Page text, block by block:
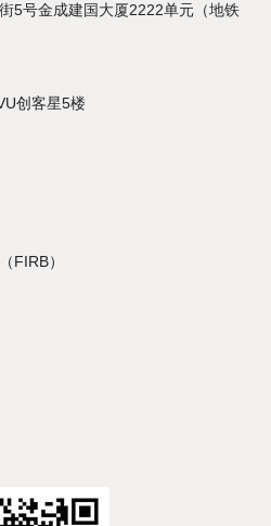
5号金成建国大厦2222单元（地铁
创客星5楼
FIRB）